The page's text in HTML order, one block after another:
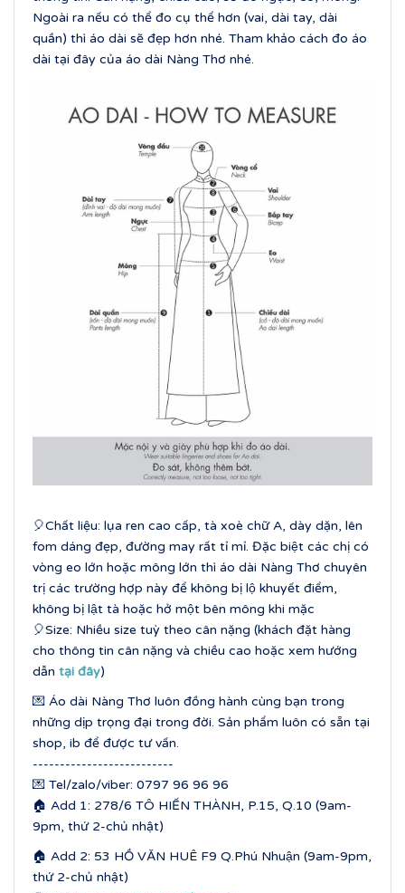
Ngoài ra nếu có thể đo cụ thể hơn (vai, dài tay, dài
quần) thì áo dài sẽ đẹp hơn nhé. Tham khảo cách đo áo
dài tại đây của áo dài Nàng Thơ nhé.
🎈Chất liệu: lụa ren cao cấp, tà xoè chữ A, dày dặn, lên
fom dáng đẹp, đường may rất tỉ mỉ. Đặc biệt các chị có
vòng eo lớn hoặc mông lớn thì áo dài Nàng Thơ chuyên
trị các trường hợp này để không bị lộ khuyết điểm,
không bị lật tà hoặc hở một bên mông khi mặc
🎈Size: Nhiều size tuỳ theo cân nặng (khách đặt hàng
cho thông tin cân nặng và chiều cao hoặc xem hướng
dẫn tại đây)
💌 Áo dài Nàng Thơ luôn đồng hành cùng bạn trong
những dịp trọng đại trong đời. Sản phẩm luôn có sẵn tại
shop, ib để được tư vấn.
--------------------------
💌 Tel/zalo/viber: 0797 96 96 96
🏠 Add 1: 278/6 TÔ HIẾN THÀNH, P.15, Q.10 (9am-
9pm, thứ 2-chủ nhật)
🏠 Add 2: 53 HỒ VĂN HUÊ F9 Q.Phú Nhuận (9am-9pm,
thứ 2-chủ nhật)